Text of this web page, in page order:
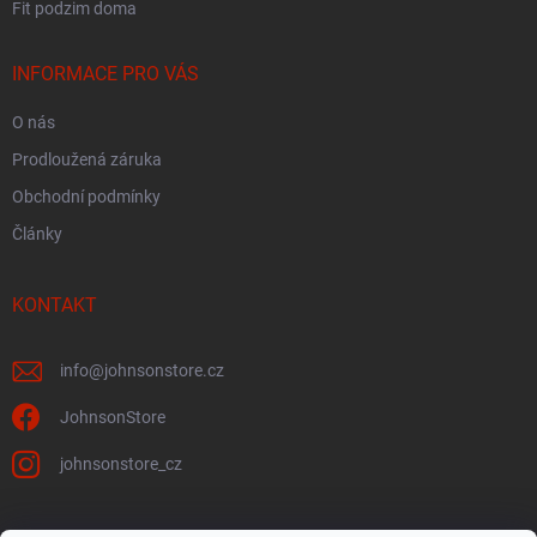
Fit podzim doma
INFORMACE PRO VÁS
O nás
Prodloužená záruka
Obchodní podmínky
Články
KONTAKT
info@johnsonstore.cz
JohnsonStore
johnsonstore_cz